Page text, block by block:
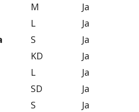
M Ja
L Ja
S Ja
KD Ja
L Ja
SD Ja
S Ja